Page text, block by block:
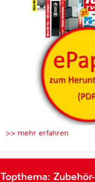
>> mehr erfahren
Topthema: